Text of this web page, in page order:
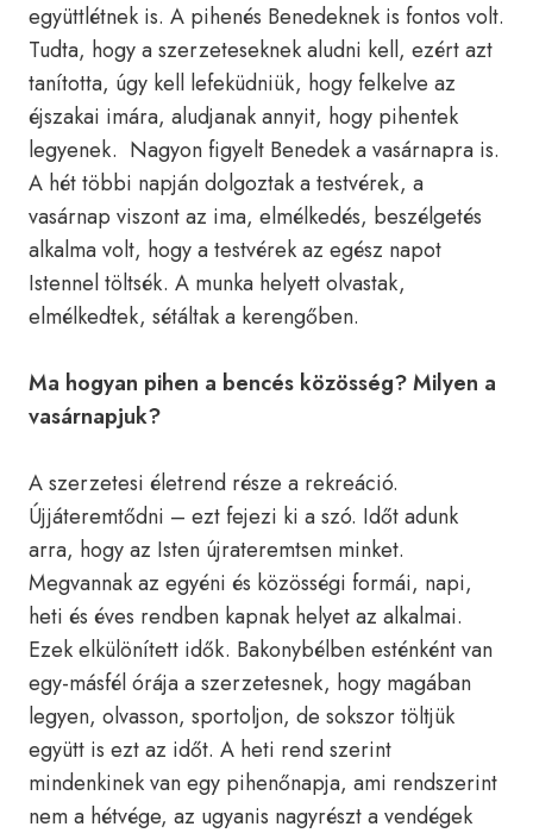
együttlétnek is. A pihenés Benedeknek is fontos volt.
Tudta, hogy a szerzeteseknek aludni kell, ezért azt
tanította, úgy kell lefeküdniük, hogy felkelve az
éjszakai imára, aludjanak annyit, hogy pihentek
legyenek. Nagyon figyelt Benedek a vasárnapra is.
A hét többi napján dolgoztak a testvérek, a
vasárnap viszont az ima, elmélkedés, beszélgetés
alkalma volt, hogy a testvérek az egész napot
Istennel töltsék. A munka helyett olvastak,
elmélkedtek, sétáltak a kerengőben.
Ma hogyan pihen a bencés közösség? Milyen a
vasárnapjuk?
A szerzetesi életrend része a rekreáció.
Újjáteremtődni – ezt fejezi ki a szó. Időt adunk
arra, hogy az Isten újrateremtsen minket.
Megvannak az egyéni és közösségi formái, napi,
heti és éves rendben kapnak helyet az alkalmai.
Ezek elkülönített idők. Bakonybélben esténként van
egy-másfél órája a szerzetesnek, hogy magában
legyen, olvasson, sportoljon, de sokszor töltjük
együtt is ezt az időt. A heti rend szerint
mindenkinek van egy pihenőnapja, ami rendszerint
nem a hétvége, az ugyanis nagyrészt a vendégek